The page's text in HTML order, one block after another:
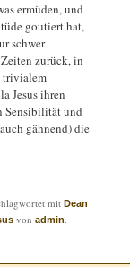
ermüden, und
goutiert hat,
schwer
zurück, in
trivialem
Jesus ihren
Sensibilität und
gähnend) die
mitDean
vonadmin.